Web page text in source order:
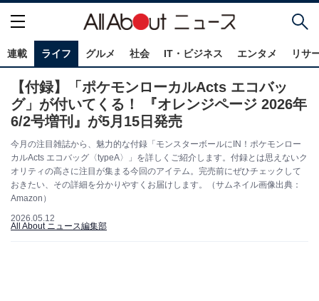
連載 ライフ グルメ 社会 IT・ビジネス エンタメ リサ
【付録】「ポケモンローカルActs エコバッ
グ」が付いてくる！ 『オレンジページ 2026年
6/2号増刊』が5月15日発売
今月の注目雑誌から、魅力的な付録「モンスターボールにIN！ポケモンロー
カルActs エコバッグ〈typeA〉」を詳しくご紹介します。付録とは思えないク
オリティの高さに注目が集まる今回のアイテム。完売前にぜひチェックして
おきたい、その詳細を分かりやすくお届けします。（サムネイル画像出典：
Amazon）
2026.05.12
All About ニュース編集部